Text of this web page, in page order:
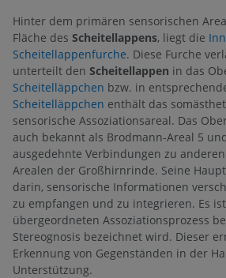
Hinter dem primären sensorischen
Fläche des Scheitellappens, liegt die
Scheitellappenfurche. Diese Furche
unterteilt den Scheitellappen in das
Scheitelläppchen bzw. in
Scheitelläppchen enthält das
sensorische Assoziationsareal. Das
auch bekannt als Brodmann-Areal 5
ausgedehnte Verbindungen zu
Arealen der Großhirnrinde. Seine
darin, sensorische Informationen
zu empfangen und zu integrieren. Es
übergeordneten Assoziationsprozess
Stereognosis bezeichnet wird. Dieser
Erkennung von Gegenständen in der
Unterstützung.